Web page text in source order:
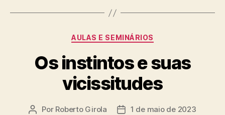
Categorias
AULAS E SEMINÁRIOS
Os instintos e suas
vicissitudes
Autor
Por Roberto Girola
Data1 de maio de 2023